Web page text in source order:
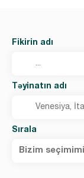
Fikirin adı
Təyinatın adı
Sırala
Bizim